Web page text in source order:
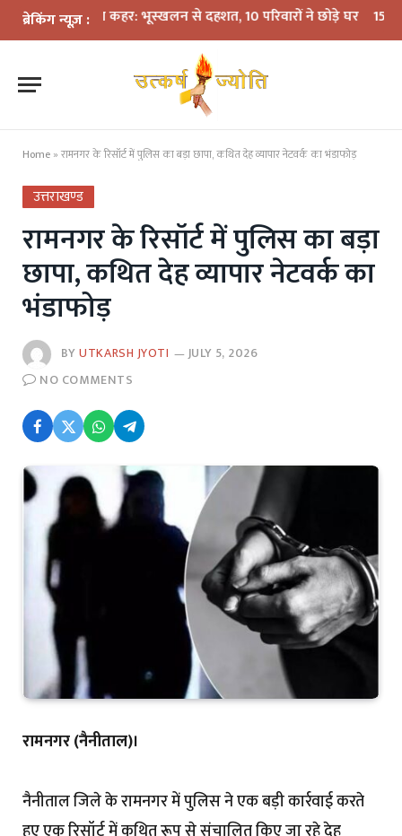
ब्रेकिंग न्यूज़ :
बारिश का कहर: भूस्खलन से दहशत, 10 परिवारों ने छोड़े घर 15 अगस्त तक
Home » रामनगर के रिसॉर्ट में पुलिस का बड़ा छापा, कथित देह व्यापार नेटवर्क का भंडाफोड़
उत्तराखण्ड
रामनगर के रिसॉर्ट में पुलिस का बड़ा
छापा, कथित देह व्यापार नेटवर्क का
भंडाफोड़
BYUTKARSH JYOTI
JULY 5, 2026
NO COMMENTS
रामनगर (नैनीताल)।
नैनीताल जिले के रामनगर में पुलिस ने एक बड़ी कार्रवाई करते